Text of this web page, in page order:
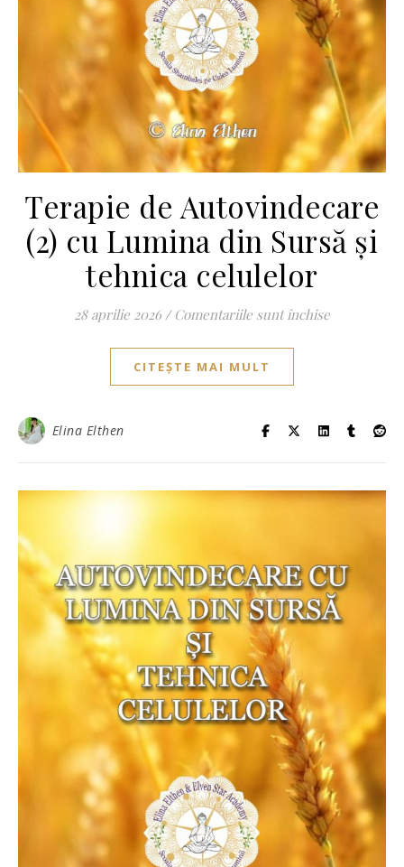
Terapie de Autovindecare
(2) cu Lumina din Sursă și
tehnica celulelor
28 aprilie 2026 / Comentariile sunt închisepentru
CITEȘTE MAI MULT
Elina Elthen